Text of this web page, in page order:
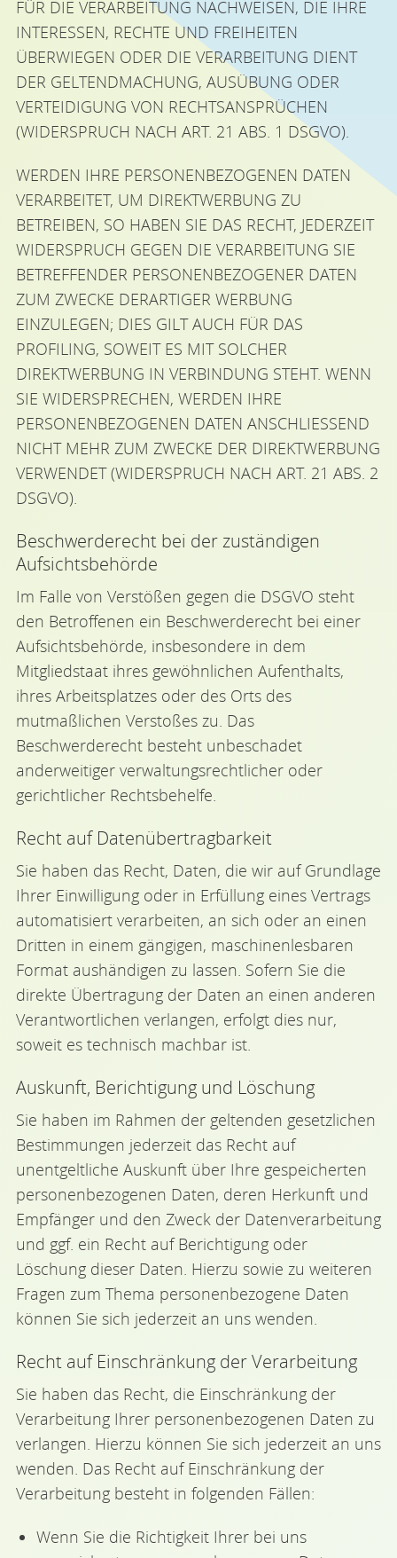
FÜR DIE VERARBEITUNG NACHWEISEN, DIE IHRE
INTERESSEN, RECHTE UND FREIHEITEN
ÜBERWIEGEN ODER DIE VERARBEITUNG DIENT
DER GELTENDMACHUNG, AUSÜBUNG ODER
VERTEIDIGUNG VON RECHTSANSPRÜCHEN
(WIDERSPRUCH NACH ART. 21 ABS. 1 DSGVO).
WERDEN IHRE PERSONENBEZOGENEN DATEN
VERARBEITET, UM DIREKTWERBUNG ZU
BETREIBEN, SO HABEN SIE DAS RECHT, JEDERZEIT
WIDERSPRUCH GEGEN DIE VERARBEITUNG SIE
BETREFFENDER PERSONENBEZOGENER DATEN
ZUM ZWECKE DERARTIGER WERBUNG
EINZULEGEN; DIES GILT AUCH FÜR DAS
PROFILING, SOWEIT ES MIT SOLCHER
DIREKTWERBUNG IN VERBINDUNG STEHT. WENN
SIE WIDERSPRECHEN, WERDEN IHRE
PERSONENBEZOGENEN DATEN ANSCHLIESSEND
NICHT MEHR ZUM ZWECKE DER DIREKTWERBUNG
VERWENDET (WIDERSPRUCH NACH ART. 21 ABS. 2
DSGVO).
Beschwerde­recht bei der zuständigen
Aufsichts­behörde
Im Falle von Verstößen gegen die DSGVO steht
den Betroffenen ein Beschwerderecht bei einer
Aufsichtsbehörde, insbesondere in dem
Mitgliedstaat ihres gewöhnlichen Aufenthalts,
ihres Arbeitsplatzes oder des Orts des
mutmaßlichen Verstoßes zu. Das
Beschwerderecht besteht unbeschadet
anderweitiger verwaltungsrechtlicher oder
gerichtlicher Rechtsbehelfe.
Recht auf Daten­übertrag­barkeit
Sie haben das Recht, Daten, die wir auf Grundlage
Ihrer Einwilligung oder in Erfüllung eines Vertrags
automatisiert verarbeiten, an sich oder an einen
Dritten in einem gängigen, maschinenlesbaren
Format aushändigen zu lassen. Sofern Sie die
direkte Übertragung der Daten an einen anderen
Verantwortlichen verlangen, erfolgt dies nur,
soweit es technisch machbar ist.
Auskunft, Berichtigung und Löschung
Sie haben im Rahmen der geltenden gesetzlichen
Bestimmungen jederzeit das Recht auf
unentgeltliche Auskunft über Ihre gespeicherten
personenbezogenen Daten, deren Herkunft und
Empfänger und den Zweck der Datenverarbeitung
und ggf. ein Recht auf Berichtigung oder
Löschung dieser Daten. Hierzu sowie zu weiteren
Fragen zum Thema personenbezogene Daten
können Sie sich jederzeit an uns wenden.
Recht auf Einschränkung der Verarbeitung
Sie haben das Recht, die Einschränkung der
Verarbeitung Ihrer personenbezogenen Daten zu
verlangen. Hierzu können Sie sich jederzeit an uns
wenden. Das Recht auf Einschränkung der
Verarbeitung besteht in folgenden Fällen:
Wenn Sie die Richtigkeit Ihrer bei uns